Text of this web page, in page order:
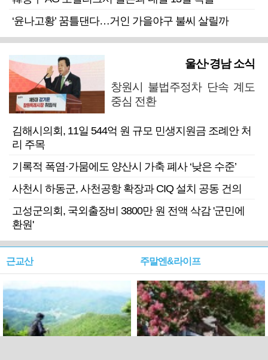
‘윤나고황’ 꿈틀댄다…거인 가을야구 불씨 살릴까
울산·경남 소식
창원시 불법주정차 단속 계도
중심 전환
김해시의회, 11일 544억 원 규모 민생지원금 조례안 처
리 주목
기록적 폭염·가뭄에도 양산시 가축 폐사 ‘낮은 수준’
사천시 하동군, 사천공항 확장과 CIQ 설치 공동 건의
고성군의회, 국외출장비 3800만 원 전액 삭감 '군민에
환원'
근교산 주말엔&라이프